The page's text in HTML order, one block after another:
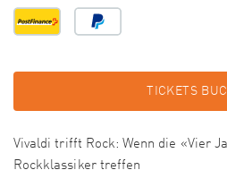
TICKETS
Vivaldi trifft Rock: Wenn die «Vier
Rockklassiker treffen